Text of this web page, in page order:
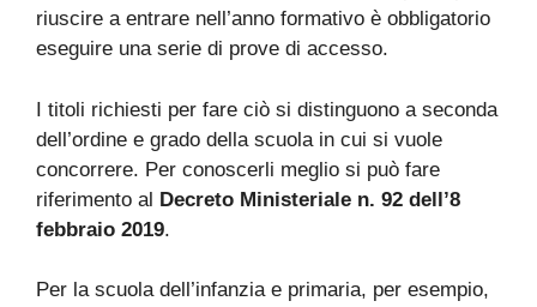
riuscire a entrare nell’anno formativo è obbligatorio
eseguire una serie di prove di accesso.
I titoli richiesti per fare ciò si distinguono a seconda
dell’ordine e grado della scuola in cui si vuole
concorrere. Per conoscerli meglio si può fare
riferimento al Decreto Ministeriale n. 92 dell’8
febbraio 2019.
Per la scuola dell’infanzia e primaria, per esempio,